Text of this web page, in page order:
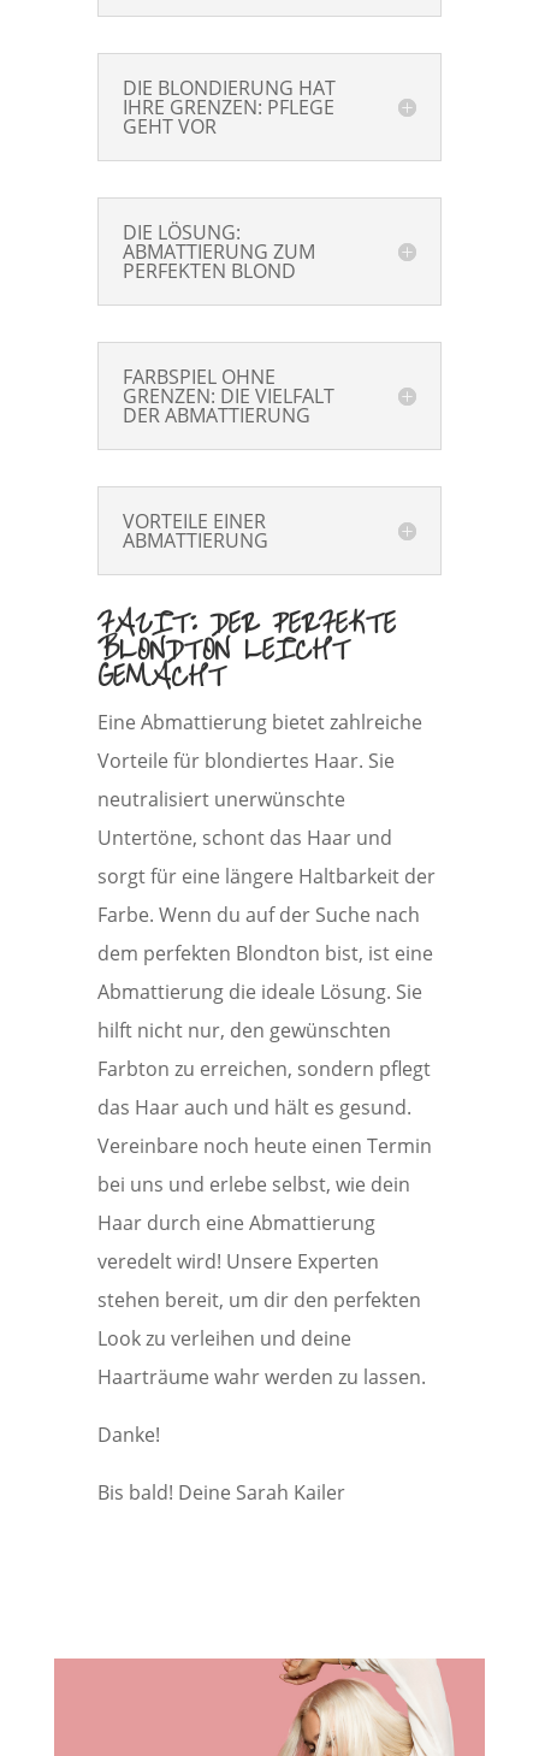
DIE BLONDIERUNG HAT
IHRE GRENZEN: PFLEGE
GEHT VOR
DIE LÖSUNG:
ABMATTIERUNG ZUM
PERFEKTEN BLOND
FARBSPIEL OHNE
GRENZEN: DIE VIELFALT
DER ABMATTIERUNG
VORTEILE EINER
ABMATTIERUNG
FAZIT: DER PERFEKTE
BLONDTON LEICHT
GEMACHT
Eine Abmattierung bietet zahlreiche
Vorteile für blondiertes Haar. Sie
neutralisiert unerwünschte
Untertöne, schont das Haar und
sorgt für eine längere Haltbarkeit der
Farbe. Wenn du auf der Suche nach
dem perfekten Blondton bist, ist eine
Abmattierung die ideale Lösung. Sie
hilft nicht nur, den gewünschten
Farbton zu erreichen, sondern pflegt
das Haar auch und hält es gesund.
Vereinbare noch heute einen Termin
bei uns und erlebe selbst, wie dein
Haar durch eine Abmattierung
veredelt wird! Unsere Experten
stehen bereit, um dir den perfekten
Look zu verleihen und deine
Haarträume wahr werden zu lassen.
Danke!
Bis bald! Deine Sarah Kailer